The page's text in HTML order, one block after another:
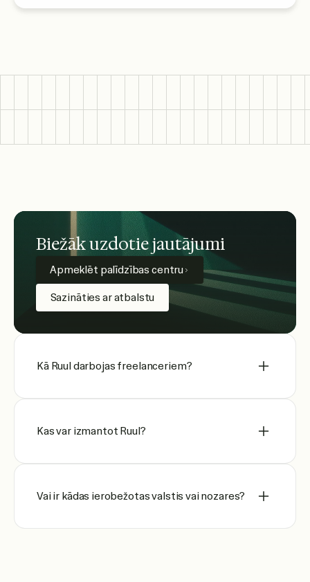
Biežāk uzdotie jautājumi
Apmeklēt palīdzības centru
Sazināties ar atbalstu
Kā Ruul darbojas freelanceriem?
Kas var izmantot Ruul?
Vai ir kādas ierobežotas valstis vai nozares?